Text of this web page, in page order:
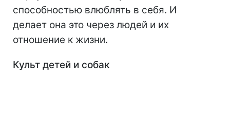
способностью влюблять в себя. И
делает она это через людей и их
отношение к жизни.
Культ детей и собак